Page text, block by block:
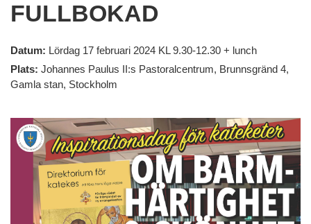
FULLBOKAD
Datum: Lördag 17 februari 2024 KL 9.30-12.30 + lunch
Plats: Johannes Paulus II:s Pastoralcentrum, Brunnsgränd 4,
Gamla stan, Stockholm